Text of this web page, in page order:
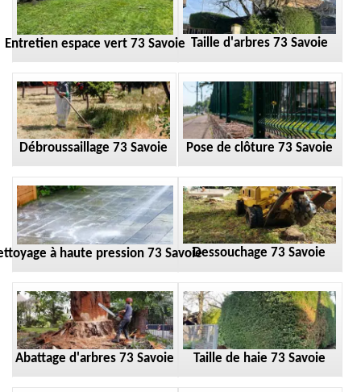
Entretien espace vert 73 Savoie Taille d'arbres 73 Savoie
Débroussaillage 73 Savoie Pose de clôture 73 Savoie
à haute pression 73 SavoieDessouchage 73 Savoie
Abattage d'arbres 73 Savoie Taille de haie 73 Savoie